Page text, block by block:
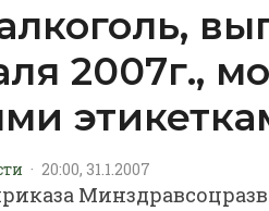
2007г.,
· 20:00, 31.1.2007